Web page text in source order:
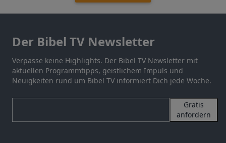
Der Bibel TV Newsletter
Verpasse keine Highlights. Der Bibel TV Newsletter mit
aktuellen Programmtipps, geistlichem Impuls und
Neuigkeiten rund um Bibel TV informiert Dich jede Woche.
Gratis
anfordern